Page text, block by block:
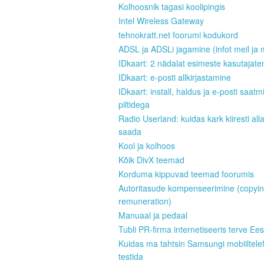
Kolhoosnik tagasi koolipingis
Intel Wireless Gateway
tehnokratt.net foorumi kodukord
ADSL ja ADSLi jagamine (infot meil ja
IDkaart: 2 nädalat esimeste
IDkaart: e-posti allkirjastamine
IDkaart: install, haldus ja e-posti
piltidega
Radio Userland: kuidas kark kiiresti alla
saada
Kool ja kolhoos
Kõik DivX teemad
Korduma kippuvad teemad foorumis
Autoritasude kompenseerimine
remuneration)
Manuaal ja pedaal
Tubli PR-firma internetiseeris terve
Kuidas ma tahtsin Samsungi
testida